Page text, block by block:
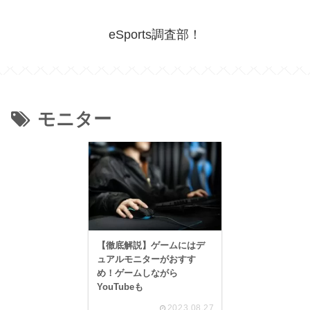
eSports調査部！
モニター
【徹底解説】ゲームにはデ
ュアルモニターがおすす
め！ゲームしながら
YouTubeも
2023.08.27